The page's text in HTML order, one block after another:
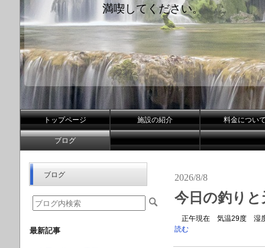
満喫してください。
トップページ 施設の紹介 料金につい
ブログ
2026/8/8
今日の釣りと
正午現在 気温29度 湿度
読む
ブログ
最新記事